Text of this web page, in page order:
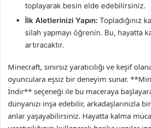
toplayarak besin elde edebilirsiniz.
İlk Aletlerinizi Yapın: Topladığınız
silah yapmayı öğrenin. Bu, hayatta
artıracaktır.
Minecraft, sınırsız yaratıcılığı ve keşif
oyunculara eşsiz bir deneyim sunar.
İndir** seçeneği ile bu maceraya
dünyanızı inşa edebilir, arkadaşlarınızla
anlar yaşayabilirsiniz. Hayatta kalma